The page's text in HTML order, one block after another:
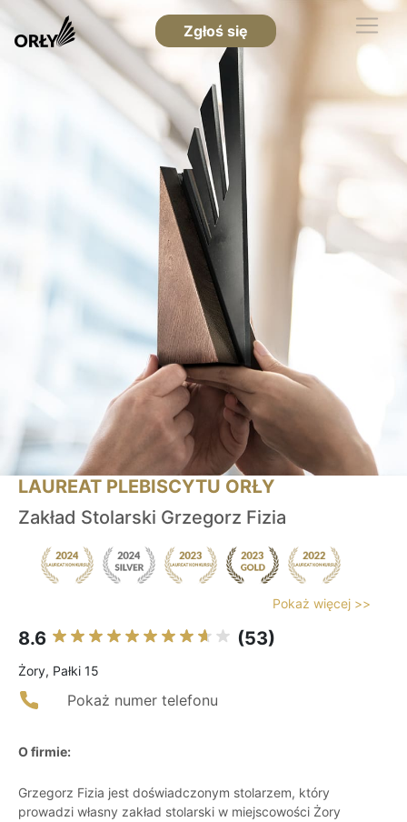
Zgłoś się
LAUREAT PLEBISCYTU ORŁY
Zakład Stolarski Grzegorz Fizia
Pokaż więcej >>
8.6 (53)
Żory, Pałki 15
Pokaż numer telefonu
O firmie:
Grzegorz Fizia jest doświadczonym stolarzem, który
prowadzi własny zakład stolarski w miejscowości Żory